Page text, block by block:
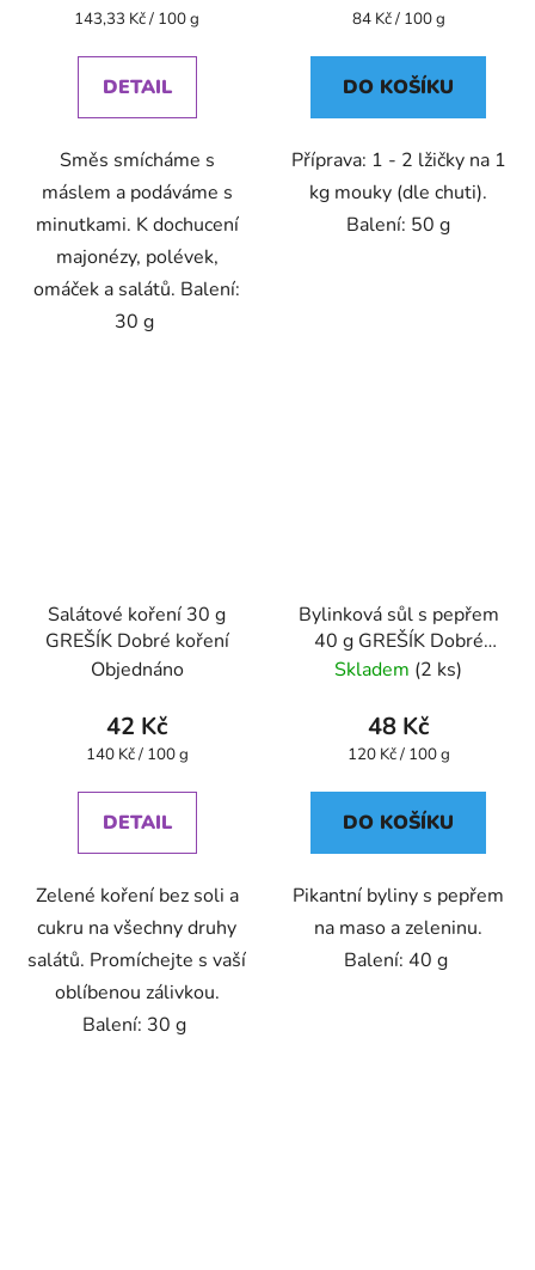
Měrná
143,33 Kč / 100 g
DETAIL
Směs smícháme s
máslem a podáváme s
minutkami. K dochucení
majonézy, polévek,
omáček a salátů. Balení:
30 g
Měrná
84 Kč / 100 g
DO KOŠÍKU
Příprava: 1 - 2 lžičky na 1
kg mouky (dle chuti).
Balení: 50 g
Salátové koření 30 g
GREŠÍK Dobré koření
Objednáno
42 Kč
Měrná
140 Kč / 100 g
DETAIL
Zelené koření bez soli a
cukru na všechny druhy
salátů. Promíchejte s vaší
oblíbenou zálivkou.
Balení: 30 g
Bylinková sůl s pepřem
40 g GREŠÍK Dobré
koření
Skladem (2 ks)
48 Kč
Měrná
120 Kč / 100 g
DO KOŠÍKU
Pikantní byliny s pepřem
na maso a zeleninu.
Balení: 40 g